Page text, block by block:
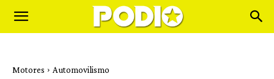
Motores Automovilismo